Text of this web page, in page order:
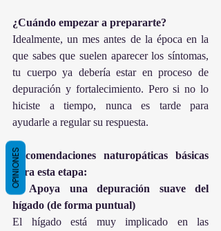
¿Cuándo empezar a prepararte?
Idealmente, un mes antes de la época en la
que sabes que suelen aparecer los síntomas,
tu cuerpo ya debería estar en proceso de
depuración y fortalecimiento. Pero si no lo
hiciste a tiempo, nunca es tarde para
ayudarle a regular su respuesta.
Recomendaciones naturopáticas básicas
para esta etapa:
1. Apoya una depuración suave del
hígado (de forma puntual)
El hígado está muy implicado en las
OPINIONES